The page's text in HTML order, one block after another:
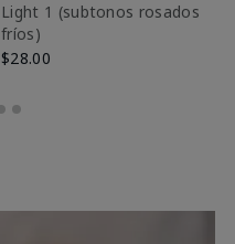
Light 1​ (subtonos rosados
fríos)
$28.00